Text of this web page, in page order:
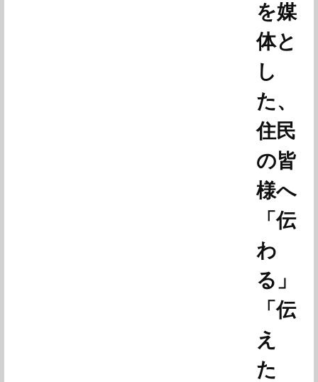
を媒
体と
し
た、
住民
の皆
様へ
「伝
わ
る」
「伝
え
た